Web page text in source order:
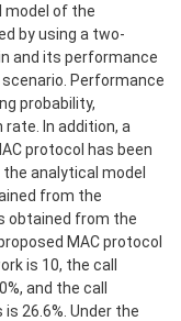
model of the
by using a two-
and its performance
Performance
probability,
In addition, a
protocol has been
analytical model
from the
obtained from the
MAC protocol
is 10, the call
and the call
26.6%. Under the